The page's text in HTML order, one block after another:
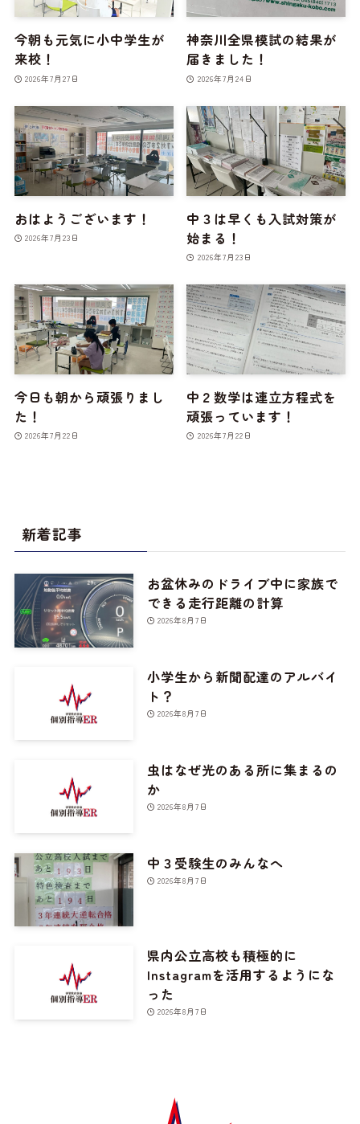
今朝も元気に小中学生が
来校！
2026年7月27日
神奈川全県模試の結果が
届きました！
2026年7月24日
おはようございます！
2026年7月23日
中３は早くも入試対策が
始まる！
2026年7月23日
今日も朝から頑張りまし
た！
2026年7月22日
中２数学は連立方程式を
頑張っています！
2026年7月22日
新着記事
お盆休みのドライブ中に家族で
できる走行距離の計算
2026年8月7日
小学生から新聞配達のアルバイ
ト？
2026年8月7日
虫はなぜ光のある所に集まるの
か
2026年8月7日
中３受験生のみんなへ
2026年8月7日
県内公立高校も積極的に
Instagramを活用するようにな
った
2026年8月7日